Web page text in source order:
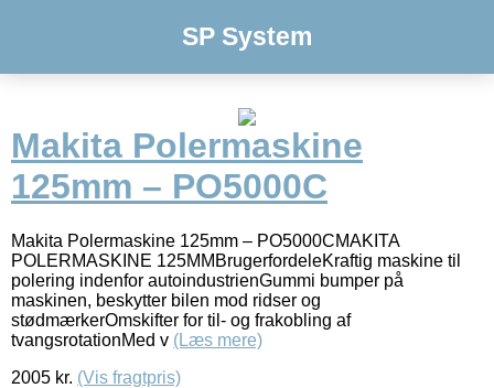
SP System
Makita Polermaskine
125mm – PO5000C
Makita Polermaskine 125mm – PO5000CMAKITA
POLERMASKINE 125MMBrugerfordeleKraftig maskine til
polering indenfor autoindustrienGummi bumper på
maskinen, beskytter bilen mod ridser og
stødmærkerOmskifter for til- og frakobling af
tvangsrotationMed v (Læs mere)
2005 kr. (Vis fragtpris)